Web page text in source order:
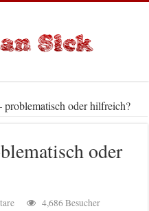
problematisch oder hilfreich?
oder
4,686 Besucher